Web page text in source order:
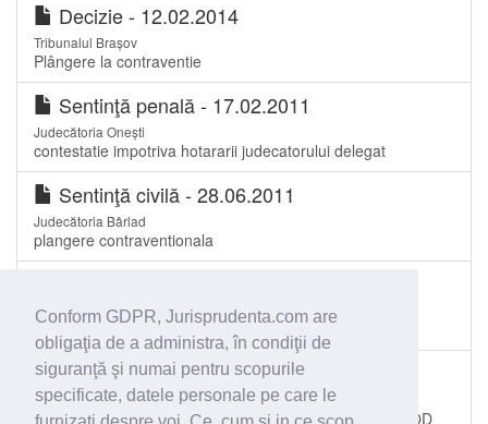
Conform GDPR, Jurisprudenta.com are
obligaţia de a administra, în condiţii de
siguranţă şi numai pentru scopurile
specificate, datele personale pe care le
Decizie - 12.02.2014
Tribunalul Brașov
Plângere la contraventie
Sentinţă penală - 17.02.2011
Judecătoria Onești
contestatie impotriva hotararii judecatorului delegat
Sentinţă civilă - 28.06.2011
Judecătoria Bârlad
plangere contraventionala
Tribunalul Brașov
Plângere la contravenţie
Decizie - 21.01.2009
Tribunalul Gorj
NERESPECTAREA DISPOZITIILOR ART.129 ALIN.5 COD